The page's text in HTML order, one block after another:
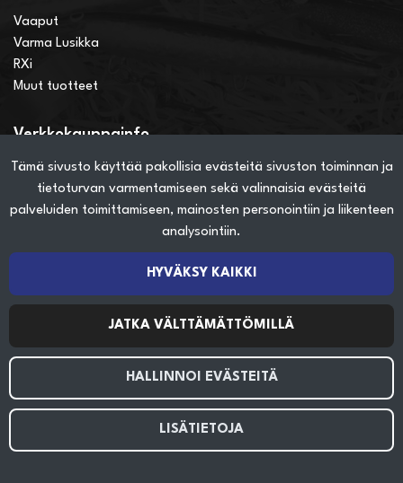
Tämä sivusto käyttää pakollisia evästeitä sivuston toiminnan ja
tietoturvan varmentamiseen sekä valinnaisia evästeitä
palveluiden toimittamiseen, mainosten personointiin ja liikenteen
analysointiin.
HYVÄKSY KAIKKI
JATKA VÄLTTÄMÄTTÖMILLÄ
HALLINNOI EVÄSTEITÄ
LISÄTIETOJA
Vaaput
Varma Lusikka
RXi
Muut tuotteet
Verkkokauppainfo
Näin teet ostoksia verkkokaupassa
Sopimusehdot
Toimitustavat